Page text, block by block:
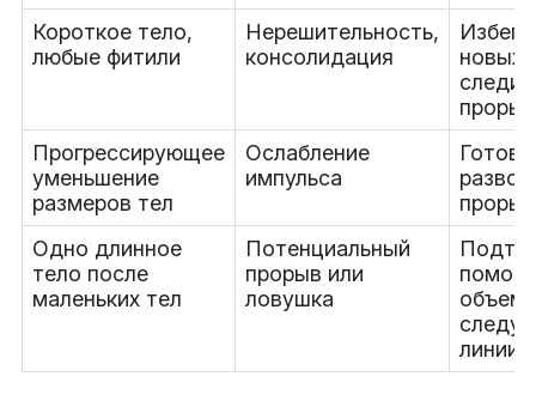
Короткое тело,
любые фитили
Нерешительность,
консолидация
новых
Прогрессирующее
уменьшение
размеров тел
Ослабление
импульса
Одно длинное
тело после
маленьких тел
Потенциальный
прорыв или
ловушка
линии